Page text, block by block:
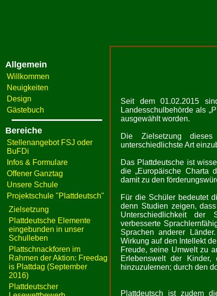
Allgemein
Willkommen
Neuigkeiten
Design
Gästebuch
Bereiche
Stellenangebot FSJ oder
BuFDi
Infos & Formulare
Offener Ganztag
Unsere Schule
Projektschule "Plattdeutsch"
Zielsetzung
Plattdeutsche Elemente
eingebunden in unser
Schulleben
Plattschnackforen im
Rahmen der Aktion: Freedag
is Plattdag (September
2016)
Plattdeutscher
Seit dem 01.02.2015
Landesschulbehörde als
ausgewählt worden.
Die Zielsetzung
unterschiedlichste Art
Das Plattdeutsche ist
die „Europäische Charta
damit zu den
Für die Schüler bedeutet
denn Studien zeigen,
Unterschiedlichkeit der
verbesserte
Sprachen anderer
Wirkung auf den Intellekt
Freude, seine Umwelt zu
Erlebenswelt der
hinzuzulernen; durch den
Plattdeutsch ist zudem